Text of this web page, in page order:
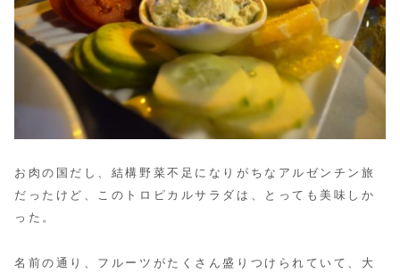
お肉の国だし、結構野菜不足になりがちなアルゼンチン旅
だったけど、 このトロピカルサラダは、とっても美味しか
った。
名前の通り、フルーツがたくさん盛りつけられていて、 大